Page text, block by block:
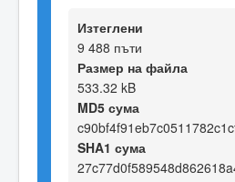
Изтеглени
9 488 пъти
Размер на файла
533.32 kB
MD5 сума
SHA1 сума